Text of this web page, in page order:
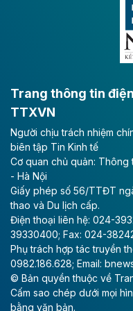
lực phát triển kinh tế
Long Thành
Tổng công ty Cảng
(ACV) vừa lập kỷ lục
II/2026.
Theo baodautu.vn
Vinaconex lập
Tổng CTCP Xuất
(Vinaconex) đã khép
thuần gần 7.268 tỷ
cũng là mức cao nhất
nghiệp.
Trang thông tin
TTXVN
Người chịu trách nhiệm
biên tập Tin Kinh tế
Cơ quan chủ quản: Thông
- Hà Nội
Giấy phép số 56/TTĐT
thao và Du lịch cấp.
Điện thoại liên hệ: 024-
39330400; Fax: 024-
Phụ trách hợp tác truyền
0982.186.628; Email:
© Bản quyền thuộc về
Cấm sao chép dưới mọi
bằng văn bản.